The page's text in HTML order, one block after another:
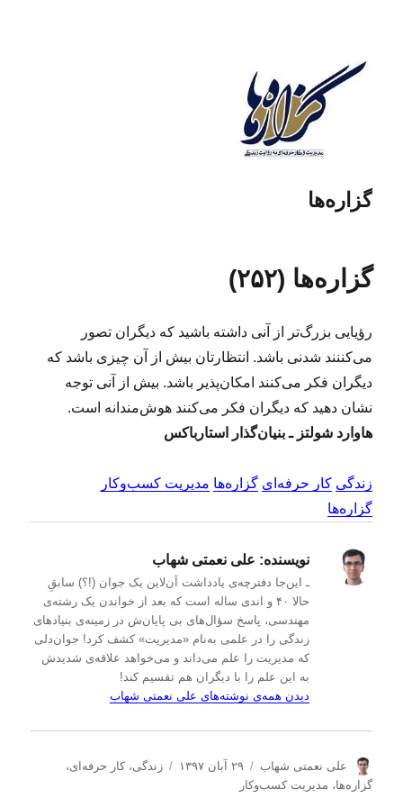
گزاره‌ها
گزاره‌ها (۲۵۲)
رؤیایی بزرگ‌تر از آنی داشته باشید که دیگران تصور
می‌کننند شدنی باشد. انتظارتان بیش از آن چیزی باشد که
دیگران فکر می‌کنند امکان‌پذیر باشد. بیش از آنی توجه
نشان دهید که دیگران فکر می‌کنند هوش‌مندانه است.
هاوارد شولتز ـ بنیان‌گذار استارباکس
زندگی کار حرفه‌ای گزاره‌ها مدیریت کسب‌و‌کار
گزاره‌ها
نویسنده: علی نعمتی شهاب
ـ این‌جا دفترچه‌ی یادداشت‌ آن‌لاین یک جوان (!؟) سابقِ
حالا ۴۰ و اندی ساله است که بعد از خواندن یک رشته‌ی
مهندسی، پاسخ سؤال‌های بی پایان‌ش در زمینه‌ی بنیادهای
زندگی را در علمی به‌نام «مدیریت» کشف کرد! جوان‌دلی
که مدیریت را علم می‌داند و می‌خواهد علاقه‌ی شدیدش
به این علم را با دیگران هم تقسیم کند!
دیدن همه‌ی نوشته‌های علی نعمتی شهاب
ن
و
علی نعمتی شهاب
ا
ر
۲۹ آبان ۱۳۹۷
دزندگی،کار حرفه‌ای،
گزاره‌ها ، مدیریت كسب‌و‌كار